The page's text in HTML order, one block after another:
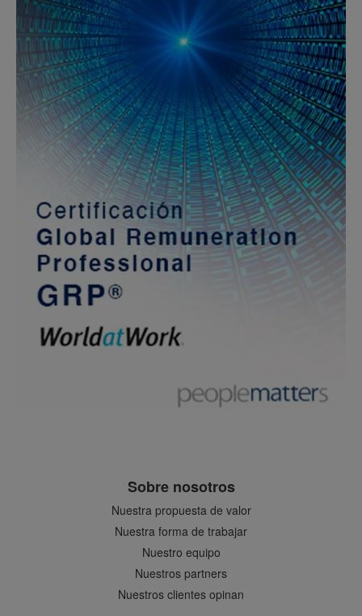
Sobre nosotros
Nuestra propuesta de valor
Nuestra forma de trabajar
Nuestro equipo
Nuestros partners
Nuestros clientes opinan